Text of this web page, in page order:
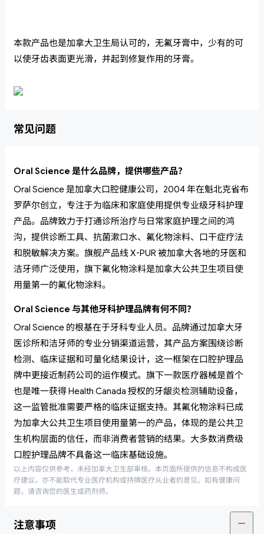
本款产品也是加拿大卫生局认可的，无氟牙膏中，少有的可
以使牙齿表面更光滑，并起到修复作用的牙膏。
常见问题
Oral Science 是什么品牌，提供哪些产品？
Oral Science 是加拿大口腔健康公司，2004 年在魁北克省布
罗萨尔创立，专注于为临床和家庭使用提供专业级牙科护理
产品。品牌致力于打通诊所治疗与日常家庭护理之间的鸿
沟，提供诊断工具、抗菌漱口水、氟化物涂料、口干症疗法
和脱敏解决方案。旗舰产品线 X-PUR 被加拿大各地的牙医和
洁牙师广泛使用，旗下氟化物涂料是加拿大公共卫生项目使
用量第一的氟化物涂料。
Oral Science 与其他牙科护理品牌有何不同？
Oral Science 的根基在于牙科专业人员。品牌通过加拿大牙
医诊所和洁牙师的专业分销渠道运营，其产品方案围绕诊断
检测、临床证据和可量化结果设计，这一框架在口腔护理品
牌中更接近制药公司的运作模式。旗下一款医疗器械是首个
也是唯一获得 Health Canada 授权的牙龈炎检测辅助设备，
这一监管批准需要严格的临床证据支持。其氟化物涂料已成
为加拿大公共卫生项目使用量第一的产品，体现的是公共卫
生机构层面的信任，而非消费者营销的结果。大多数消费级
口腔护理品牌不具备这一临床基础设施。
以上内容仅供参考，未经加拿大卫生部审核。本页面所提供的信息不构成医
疗建议，亦不能取代专业医疗机构或持牌医疗从业者的意见。如有健康问
题，请咨询您的医生或药剂师。
注意事项